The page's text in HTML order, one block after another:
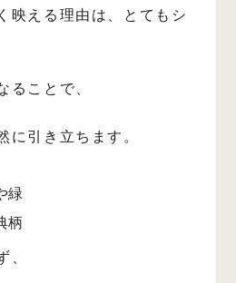
映える理由は、とてもシ
ることで、
に引き立ちます。
緑
柄
、